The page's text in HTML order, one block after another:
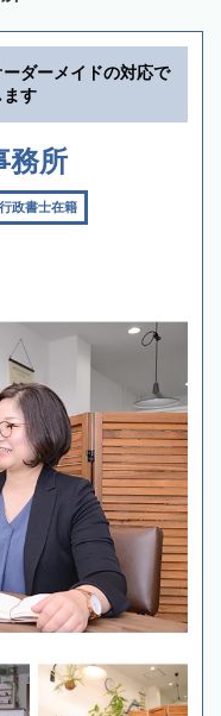
ーダーメイドの対応で
ます
務所
行政書士在籍